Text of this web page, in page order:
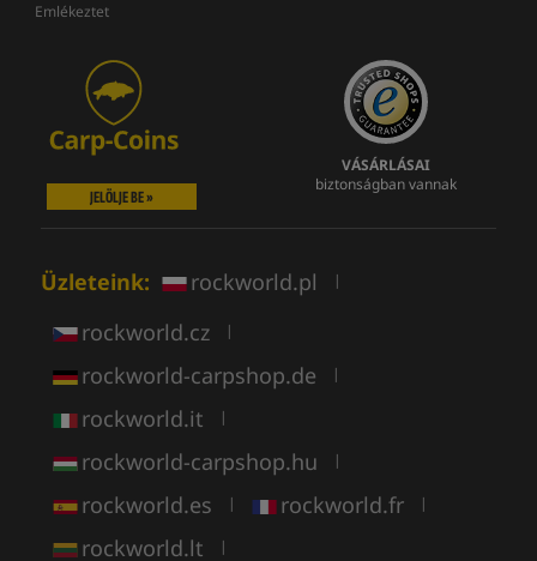
Emlékeztet
JELÖLJE BE »
VÁSÁRLÁSAI
biztonságban vannak
Üzleteink: rockworld.pl |
rockworld.cz |
rockworld-carpshop.de |
rockworld.it |
rockworld-carpshop.hu |
rockworld.es | rockworld.fr |
rockworld.lt |